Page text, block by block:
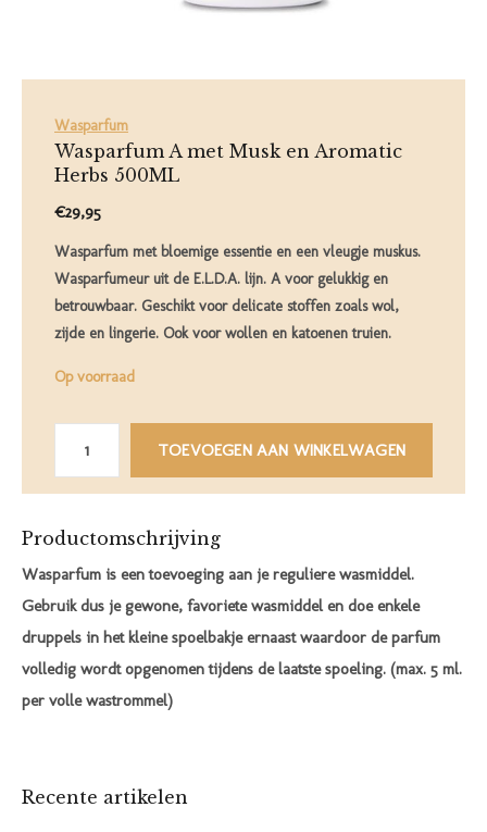
Wasparfum
Wasparfum A met Musk en Aromatic
Herbs 500ML
€29,95
Wasparfum met bloemige essentie en een vleugje muskus.
Wasparfumeur uit de E.L.D.A. lijn. A voor gelukkig en
betrouwbaar. Geschikt voor delicate stoffen zoals wol,
zijde en lingerie. Ook voor wollen en katoenen truien.
Op voorraad
TOEVOEGEN AAN WINKELWAGEN
Productomschrijving
Wasparfum is een toevoeging aan je reguliere wasmiddel.
Gebruik dus je gewone, favoriete wasmiddel en doe enkele
druppels in het kleine spoelbakje ernaast waardoor de parfum
volledig wordt opgenomen tijdens de laatste spoeling. (max. 5 ml.
per volle wastrommel)
Recente artikelen